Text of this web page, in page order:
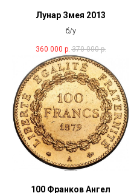
Лунар Змея 2013
б/у
360 000 р. 370 000 р.
100 Франков Ангел